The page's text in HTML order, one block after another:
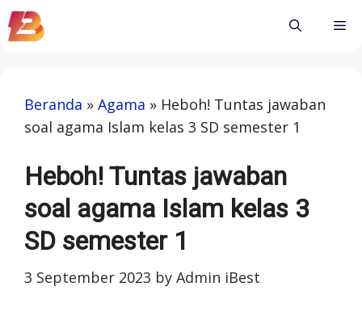
Skip
to
Beranda » Agama » Heboh! Tuntas jawaban
soal agama Islam kelas 3 SD semester 1
Heboh! Tuntas jawaban
soal agama Islam kelas 3
SD semester 1
3 September 2023 by Admin iBest